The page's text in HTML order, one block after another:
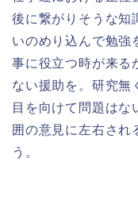
後に繋がりそうな知
いのめり込んで勉強
事に役立つ時が来る
ない援助を。研究無
目を向けて問題はな
囲の意見に左右され
う。